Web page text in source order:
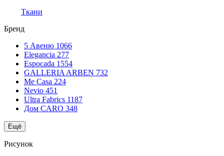
Ткани
Бренд
5 Авеню 1066
Elegancia 277
Espocada 1554
GALLERIA ARBEN 732
Me Casa 224
Nevio 451
Ultra Fabrics 1187
Дом CARO 348
Ещё
Рисунок